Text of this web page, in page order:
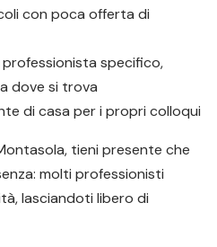
con poca offerta di
professionista specifico,
dove si trova
di casa per i propri colloqui
tieni presente che
molti professionisti
lasciandoti libero di